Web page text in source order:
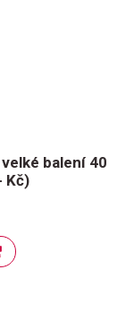
balení 40
Kč)